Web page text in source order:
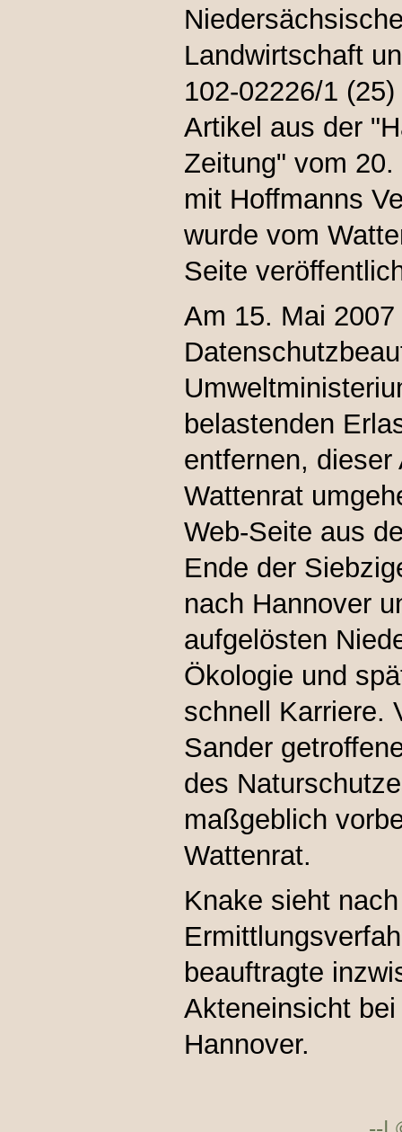
Landwirtschaft
102-02226/1
Artikel aus der
Zeitung" vom
mit Hoffmanns
wurde vom
Seite
Am 15. Mai
belastenden
entfernen,
Wattenrat
Web-Seite aus
Ende der
nach Hannover
aufgelösten
Ökologie und
schnell Karriere.
Sander
des
maßgeblich
Wattenrat.
Knake sieht
beauftragte
Akteneinsicht
Hannover.